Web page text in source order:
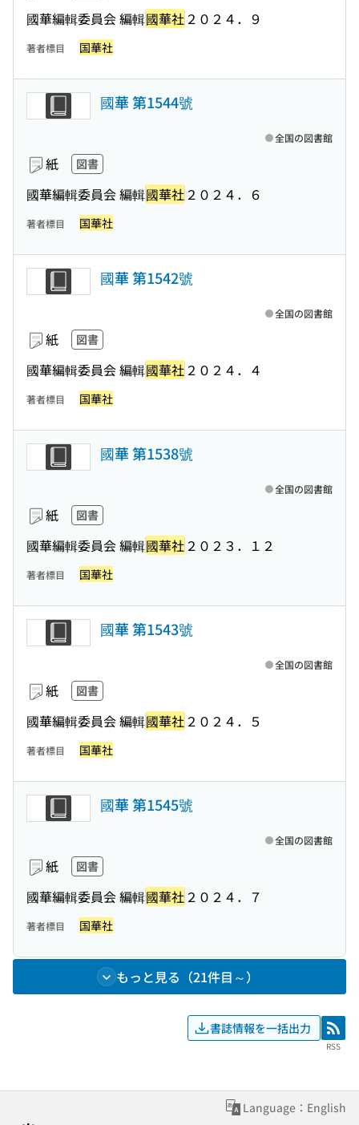
國華編輯委員会 編輯國華社 ２０２４．９
著者標目 国華社
國華 第1544號
紙 図書
國華編輯委員会 編輯國華社 ２０２４．６
全国の図書館
著者標目 国華社
國華 第1542號
紙 図書
國華編輯委員会 編輯國華社 ２０２４．４
全国の図書館
著者標目 国華社
國華 第1538號
紙 図書
國華編輯委員会 編輯國華社 ２０２３．１２
全国の図書館
著者標目 国華社
國華 第1543號
紙 図書
國華編輯委員会 編輯國華社 ２０２４．５
全国の図書館
著者標目 国華社
國華 第1545號
紙 図書
國華編輯委員会 編輯國華社 ２０２４．７
全国の図書館
著者標目 国華社
もっと見る（21件目～）
書誌情報を一括出力 RSS
RSS
Language：English